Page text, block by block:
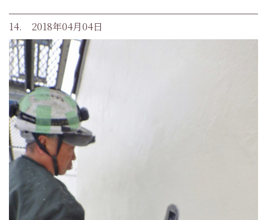
14. 2018年04月04日